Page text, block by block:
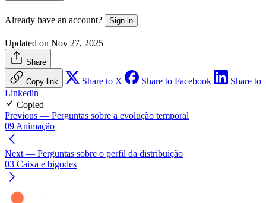
Already have an account? Sign in
Updated on Nov 27, 2025
Share
Copy link Share to X Share to Facebook
Share to
Linkedin
Copied
Previous — Perguntas sobre a evolução temporal
09 Animação
Next — Perguntas sobre o perfil da distribuição
03 Caixa e bigodes